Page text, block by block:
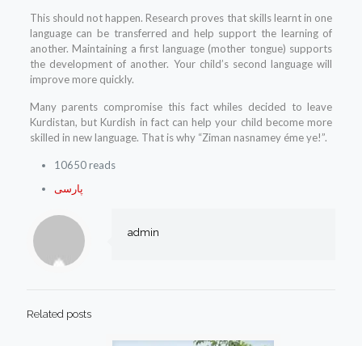
This should not happen. Research proves that skills learnt in one
language can be transferred and help support the learning of
another. Maintaining a first language (mother tongue) supports
the development of another. Your child’s second language will
improve more quickly.
Many parents compromise this fact whiles decided to leave
Kurdistan, but Kurdish in fact can help your child become more
skilled in new language. That is why “Ziman nasnamey éme ye!”.
10650 reads
پارسی
admin
Related posts